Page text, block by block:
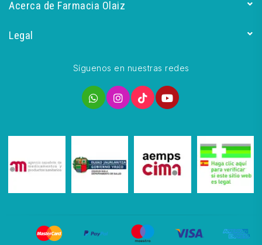
Acerca de Farmacia Olaiz
Legal
Síguenos en nuestras redes